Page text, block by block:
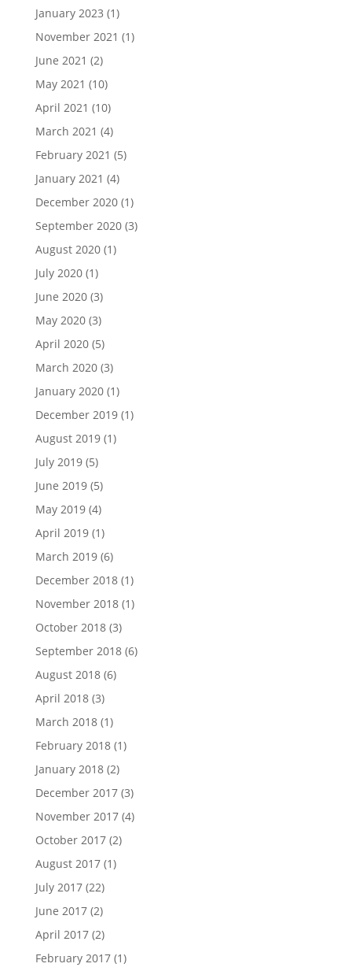
January 2023 (1)
November 2021 (1)
June 2021 (2)
May 2021 (10)
April 2021 (10)
March 2021 (4)
February 2021 (5)
January 2021 (4)
December 2020(1)
September 2020(3)
August 2020(1)
July 2020(1)
June 2020(3)
May 2020(3)
April 2020(5)
March 2020(3)
January 2020(1)
December 2019(1)
August 2019(1)
July 2019(5)
June 2019(5)
May 2019(4)
April 2019(1)
March 2019(6)
December 2018(1)
November 2018(1)
October 2018(3)
September 2018(6)
August 2018(6)
April 2018(3)
March 2018(1)
February 2018(1)
January 2018(2)
December 2017(3)
November 2017(4)
October 2017(2)
August 2017(1)
July 2017(22)
June 2017(2)
April 2017(2)
February 2017(1)